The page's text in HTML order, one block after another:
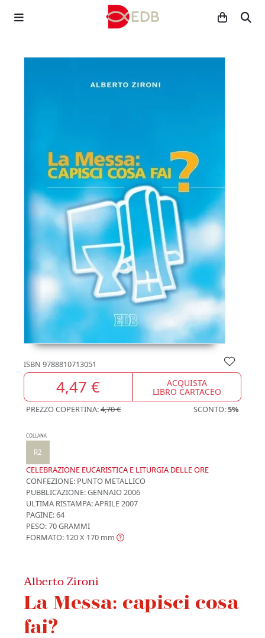
ISBN 9788810713051
4,47 € ACQUISTA
LIBRO CARTACEO
PREZZO COPERTINA:4,70 € SCONTO:5%
COLLANA
R2
CELEBRAZIONE EUCARISTICA E LITURGIA DELLE ORE
CONFEZIONE: PUNTO METALLICO
PUBBLICAZIONE:GENNAIO 2006
ULTIMA RISTAMPA:APRILE 2007
PAGINE: 64
PESO: 70 GRAMMI
FORMATO: 120 X 170 mm
Alberto Zironi
La Messa: capisci cosa
fai?